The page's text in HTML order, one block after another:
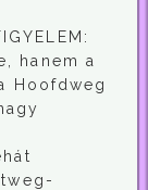
hanem a
Hoofdweg